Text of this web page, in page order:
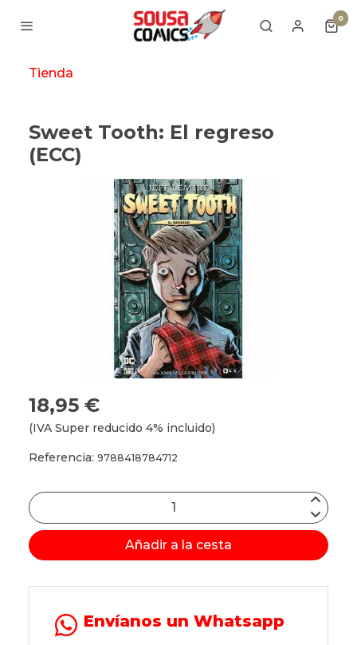
0
Tienda
Sweet Tooth: El regreso
(ECC)
18,95 €
(IVA Super reducido 4% incluido)
Referencia: 9788418784712
Añadir a la cesta
Envíanos un Whatsapp